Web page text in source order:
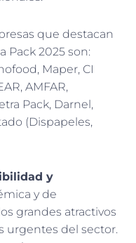
que destacan
Pack 2025 son:
Maper, CI
AMFAR,
Pack, Darnel,
(Dispapeles,
y
y de
grandes atractivos
urgentes del sector.